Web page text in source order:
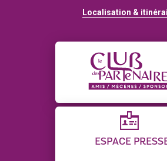
Localisation &
ESPACE